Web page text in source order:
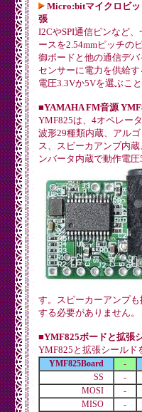
Micro:bitマイクロビッ
張
I2CやSPI通信ピンなど
ースを2.54mmピッチの
御ボードと他の通信デバ
センサーに電力を供給
電圧3.3Vか5Vを選ぶこと
■YAMAHA FM音源
YMF825は、4オペレー
波形29種類内蔵、アル
ス、スピーカアンプ内
ンバータ内蔵で動作電圧
す。スピーカーアンプ
する必要がありません。
■YMF825ボードと拡張
YMF825と拡張シールド
YMF825Board -
SS
-
MOSI
-
MISO
-